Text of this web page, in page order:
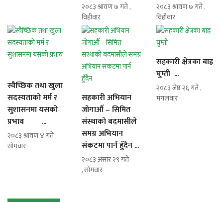
२०८३ श्रावण ७ गते ,
विहीवार
२०८३ श्रावण ७ गते ,
विहीवार
स्वैच्छिक तथा खुला
सदस्यताको मर्म र
सुशासनमा यसको
प्रभाव ...
२०८३ श्रावण ४ गते ,
सोमवार
सहकारी अभियान
जोगाऔँ – सिमित
संस्थाको बदमासीले
समग्र अभियान
संकटमा पार्न हुँदैन ...
२०८३ असार २९ गते
, सोमवार
सहकारी क्षेत्रका बाह्र
घुम्ती ...
२०८३ जेष्ठ २६ गते ,
मंगलवार